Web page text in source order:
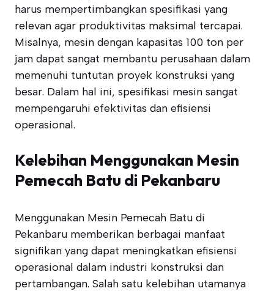
harus mempertimbangkan spesifikasi yang
relevan agar produktivitas maksimal tercapai.
Misalnya, mesin dengan kapasitas 100 ton per
jam dapat sangat membantu perusahaan dalam
memenuhi tuntutan proyek konstruksi yang
besar. Dalam hal ini, spesifikasi mesin sangat
mempengaruhi efektivitas dan efisiensi
operasional.
Kelebihan Menggunakan Mesin
Pemecah Batu di Pekanbaru
Menggunakan Mesin Pemecah Batu di
Pekanbaru memberikan berbagai manfaat
signifikan yang dapat meningkatkan efisiensi
operasional dalam industri konstruksi dan
pertambangan. Salah satu kelebihan utamanya